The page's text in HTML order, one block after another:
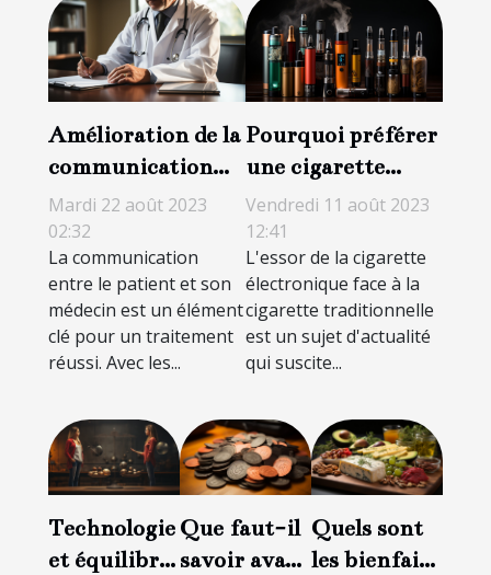
Amélioration de la
communication
patient-médecin
grâce à la
téléconsultation
Mardi 22 août 2023
02:32
La communication
entre le patient et son
médecin est un élément
clé pour un traitement
réussi. Avec les...
Pourquoi préférer
une cigarette
électronique à une
cigarette
traditionnelle ?
Vendredi 11 août 2023
12:41
L'essor de la cigarette
électronique face à la
cigarette traditionnelle
est un sujet d'actualité
qui suscite...
Technologie
et équilibre
Que faut-il
savoir avant
Quels sont
les bienfaits